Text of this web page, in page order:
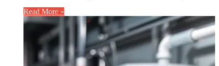
Read More »